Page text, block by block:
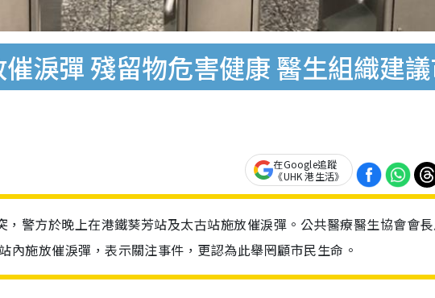
淚彈 殘留物危害健康 醫生組織建
在Google追蹤
《UHK 港生活》
警方於晚上在港鐵葵芳站及太古站施放催淚彈。公共醫療醫生協會會
內施放催淚彈，表示關注事件，更認為此舉罔顧市民生命。